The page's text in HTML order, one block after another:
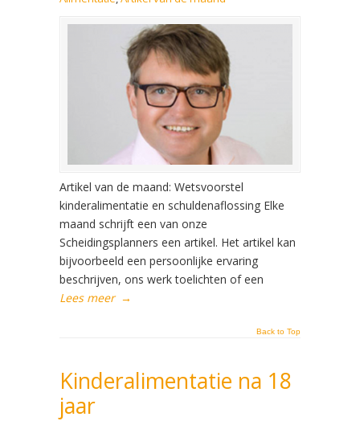
Artikel van de maand: Wetsvoorstel
kinderalimentatie en schuldenaflossing Elke
maand schrijft een van onze
Scheidingsplanners een artikel. Het artikel kan
bijvoorbeeld een persoonlijke ervaring
beschrijven, ons werk toelichten of een
Lees meer →
Back to Top
Kinderalimentatie na 18
jaar